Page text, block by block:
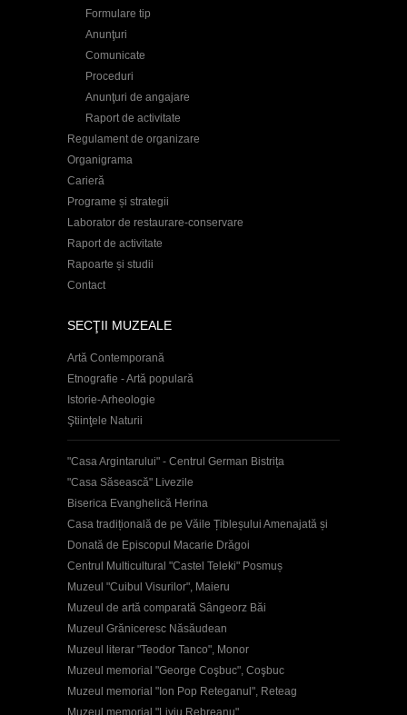
Formulare tip
Anunţuri
Comunicate
Proceduri
Anunţuri de angajare
Raport de activitate
Regulament de organizare
Organigrama
Carieră
Programe și strategii
Laborator de restaurare-conservare
Raport de activitate
Rapoarte și studii
Contact
SECŢII MUZEALE
Artă Contemporană
Etnografie - Artă populară
Istorie-Arheologie
Ştiinţele Naturii
"Casa Argintarului" - Centrul German Bistrița
"Casa Săsească" Livezile
Biserica Evanghelică Herina
Casa tradițională de pe Văile Țibleșului Amenajată și
Donată de Episcopul Macarie Drăgoi
Centrul Multicultural "Castel Teleki" Posmuș
Muzeul "Cuibul Visurilor", Maieru
Muzeul de artă comparată Sângeorz Băi
Muzeul Grăniceresc Năsăudean
Muzeul literar "Teodor Tanco", Monor
Muzeul memorial "George Coşbuc", Coşbuc
Muzeul memorial "Ion Pop Reteganul", Reteag
Muzeul memorial "Liviu Rebreanu"